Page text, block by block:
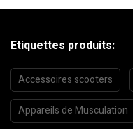
Etiquettes produits:
Accessoires scooters
Appareils de Musculation